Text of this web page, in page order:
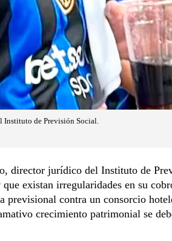
de Previsión Social.
director jurídico del Instituto de
existan irregularidades en su
previsional contra un consorcio
crecimiento patrimonial se